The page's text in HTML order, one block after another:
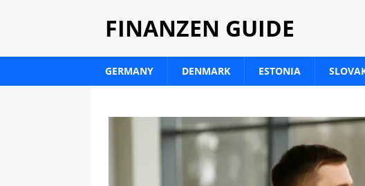
FINANZEN GUIDE
GERMANY DENMARK ESTONIA